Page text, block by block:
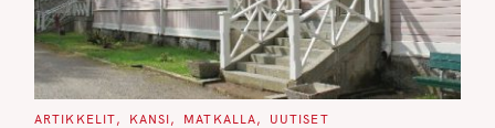
C
ARTIKKELIT KANSI MATKALLA UUTISET